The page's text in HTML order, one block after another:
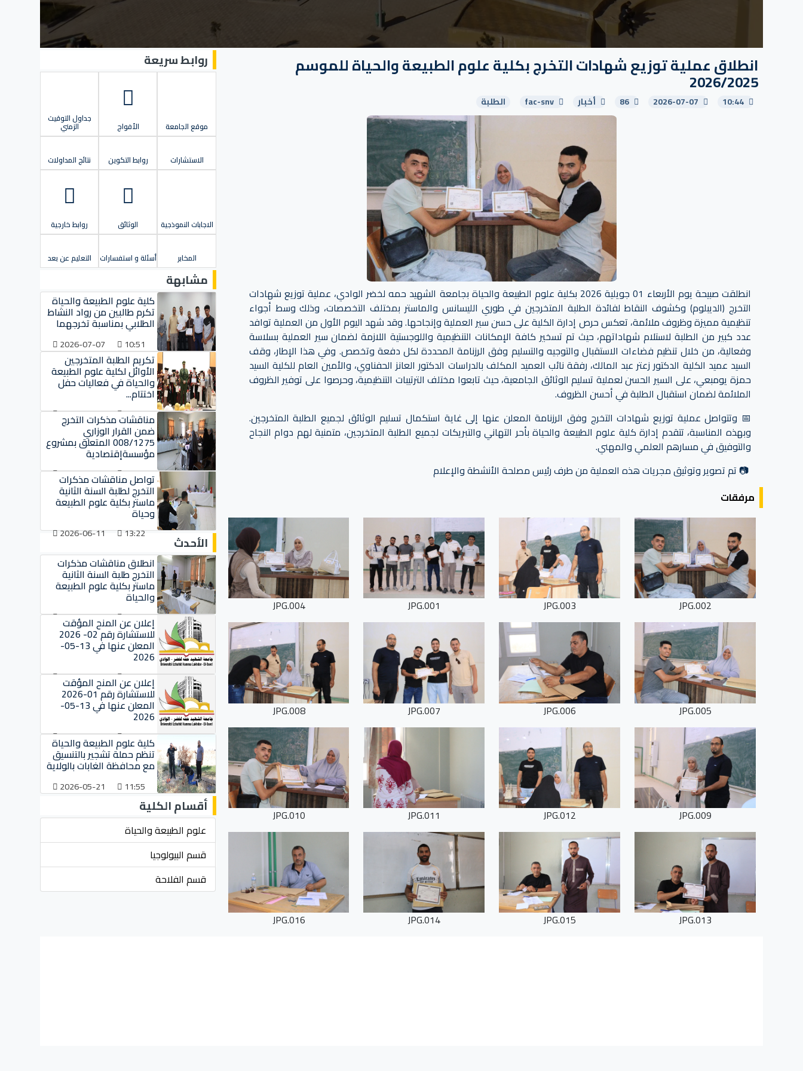
انطلاق عملية توزيع شهادات التخرج بكلية علوم الطبيعة والحياة للموسم
2026/2025
10:44
2026-07-07
86 أخبار fac-snv الطلبة
انطلقت صبيحة يوم الأربعاء 01 جويلية 2026 بكلية علوم الطبيعة والحياة بجامعة الشهيد حمه لخضر الوادي، عملية توزيع شهادات
التخرج (الديبلوم) وكشوف النقاط لفائدة الطلبة المتخرجين في طوري الليسانس والماستر بمختلف التخصصات، وذلك وسط أجواء
تنظيمية مميزة وظروف ملائمة، تعكس حرص إدارة الكلية على حسن سير العملية وإنجاحها. وقد شهد اليوم الأول من العملية توافد
عدد كبير من الطلبة لاستلام شهاداتهم، حيث تم تسخير كافة الإمكانات التنظيمية واللوجستية اللازمة لضمان سير العملية بسلاسة
وفعالية، من خلال تنظيم فضاءات الاستقبال والتوجيه والتسليم وفق الرزنامة المحددة لكل دفعة وتخصص. وفي هذا الإطار، وقف
السيد عميد الكلية الدكتور زعتر عبد المالك، رفقة نائب العميد المكلف بالدراسات الدكتور العانز الحفناوي، والأمين العام للكلية السيد
حمزة يومبعي، على السير الحسن لعملية تسليم الوثائق الجامعية، حيث تابعوا مختلف الترتيبات التنظيمية، وحرصوا على توفير الظروف
الملائمة لضمان استقبال الطلبة في أحسن الظروف.
📅 وتتواصل عملية توزيع شهادات التخرج وفق الرزنامة المعلن عنها إلى غاية استكمال تسليم الوثائق لجميع الطلبة المتخرجين.
وبهذه المناسبة، تتقدم إدارة كلية علوم الطبيعة والحياة بأحر التهاني والتبريكات لجميع الطلبة المتخرجين، متمنية لهم دوام النجاح
والتوفيق في مسارهم العلمي والمهني.
📷 تم تصوير وتوثيق مجريات هذه العملية من طرف رئيس مصلحة الأنشطة والإعلام
مرفقات
002.JPG
003.JPG
001.JPG
004.JPG
005.JPG
006.JPG
007.JPG
008.JPG
009.JPG
012.JPG
011.JPG
010.JPG
013.JPG
015.JPG
014.JPG
016.JPG
روابط سريعة
موقع الجامعة الأفواج
جداول التوقيت
الزمني
الاستشارات روابط التكوين نتائج المداولات
الاجابات النموذجية الوثائق روابط خارجية
المخابر أسئلة و استفسارات التعليم عن بعد
مشابهة
كلية علوم الطبيعة والحياة
تكرم طالبين من رواد النشاط
الطلابي بمناسبة تخرجهما
10:51
2026-07-07
تكريم الطلبة المتخرجين
الأوائل لكلية علوم الطبيعة
والحياة في فعاليات حفل
اختتام...
10:37
2026-07-07
مناقشات مذكرات التخرج
ضمن القرار الوزاري
008/1275 المتعلق بمشروع
مؤسسةإقتصادية
11:01
2026-06-15
تواصل مناقشات مذكرات
التخرج لطلبة السنة الثانية
ماستر بكلية علوم الطبيعة
وحياة
13:22
2026-06-11 الأحدث
انطلاق مناقشات مذكرات
التخرج طلبة السنة الثانية
ماستر بكلية علوم الطبيعة
والحياة
11:04
2026-06-10
إعلان عن المنح المؤقت
للاستشارة رقم 02- 2026
المعلن عنها في 13-05-
2026
10:02
2026-06-01
إعلان عن المنح المؤقت
للاستشارة رقم 01-2026
المعلن عنها في 13-05-
2026
09:57
2026-06-01
كلية علوم الطبيعة والحياة
تنظم حملة تشجير بالتنسيق
مع محافظة الغابات بالولاية
11:55
2026-05-21
أقسام الكلية
علوم الطبيعة والحياة
قسم البيولوجيا
قسم الفلاحة